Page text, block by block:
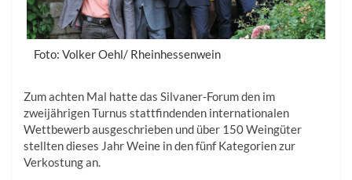
Foto: Volker Oehl/ Rheinhessenwein
Zum achten Mal hatte das Silvaner-Forum den im
zweijährigen Turnus stattfindenden internationalen
Wettbewerb ausgeschrieben und über 150 Weingüter
stellten dieses Jahr Weine in den fünf Kategorien zur
Verkostung an.